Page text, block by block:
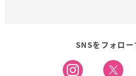
SNSをフォロー